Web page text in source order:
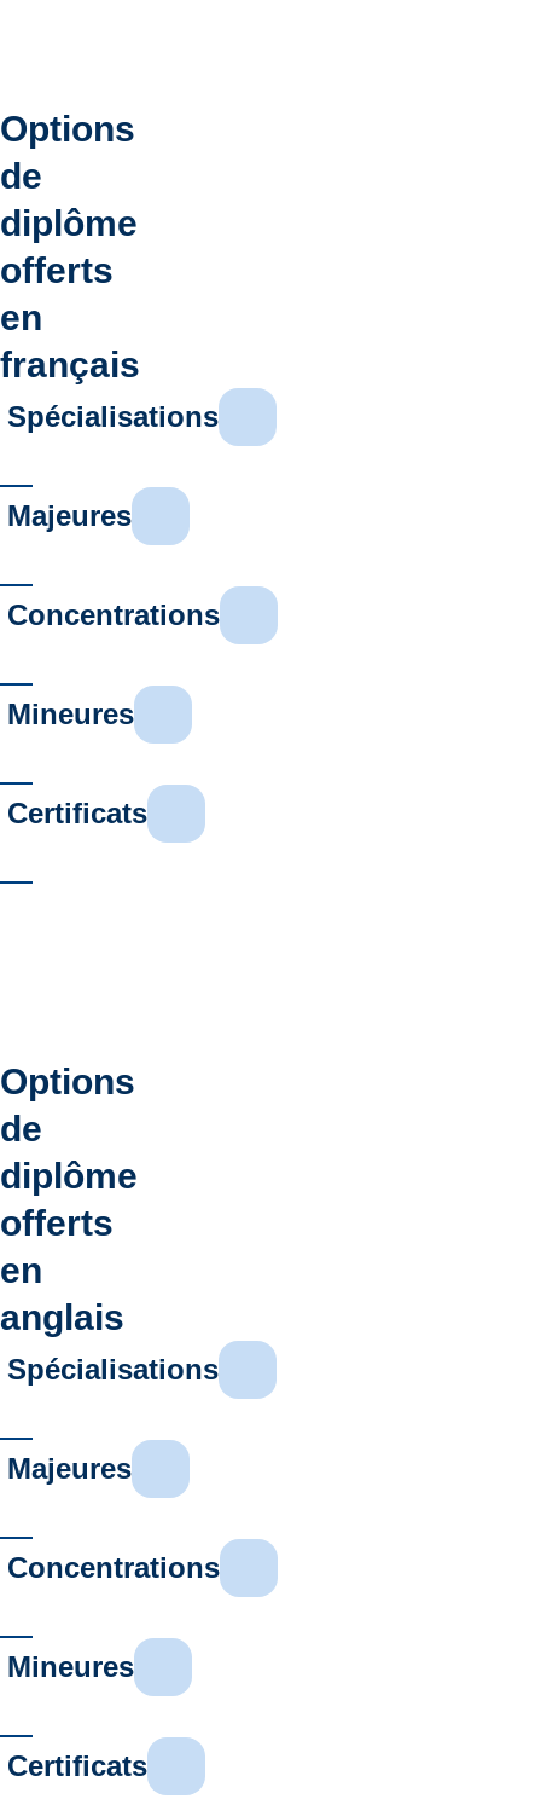
Options
de
diplôme
offerts
en
français
Spécialisations
Majeures
Concentrations
Mineures
Certificats
Options
de
diplôme
offerts
en
anglais
Spécialisations
Majeures
Concentrations
Mineures
Certificats